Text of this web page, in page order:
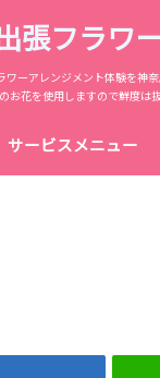
張フラワ
ワーアレンジメント体験を神
お花を使用しますので鮮度は
サービスメニュー